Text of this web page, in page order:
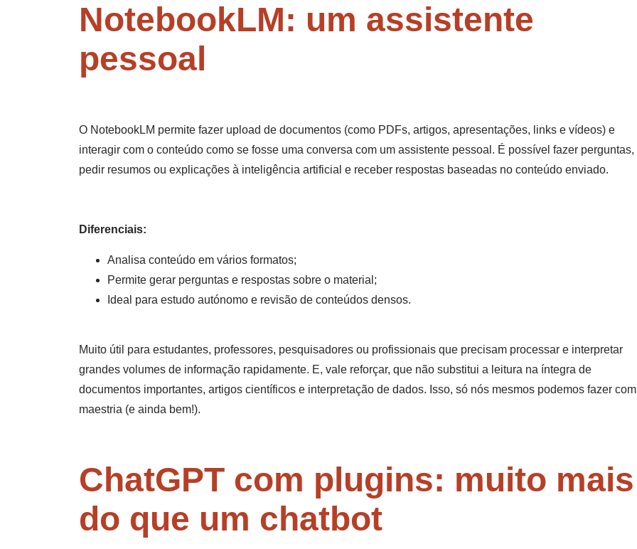
NotebookLM: um assistente
pessoal
O NotebookLM permite fazer upload de documentos (como PDFs, artigos, apresentações, links e vídeos) e
interagir com o conteúdo como se fosse uma conversa com um assistente pessoal. É possível fazer perguntas,
pedir resumos ou explicações à inteligência artificial e receber respostas baseadas no conteúdo enviado.
Diferenciais:
Analisa conteúdo em vários formatos;
Permite gerar perguntas e respostas sobre o material;
Ideal para estudo autónomo e revisão de conteúdos densos.
Muito útil para estudantes, professores, pesquisadores ou profissionais que precisam processar e interpretar
grandes volumes de informação rapidamente. E, vale reforçar, que não substitui a leitura na íntegra de
documentos importantes, artigos científicos e interpretação de dados. Isso, só nós mesmos podemos fazer com
maestria (e ainda bem!).
ChatGPT com plugins: muito mais
do que um chatbot